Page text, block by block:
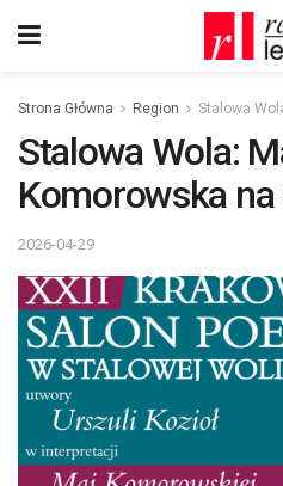
Strona Główna Region Stalowa
Stalowa Wola:
Komorowska na
2026-04-29